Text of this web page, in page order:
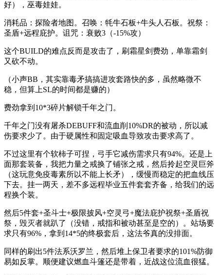
好），巫毒娃娃。
消耗品：探险者地图。召唤：牦牛石板+牛头人石板。祝祭：
圣盾+远程庇护。诅咒：衰败3（-15%攻）
这个BUILD的难点反而是攻击了，刷霜星剑费劲，单靠霜剑
又砍不动。
（小声BB，其实靠毒矛搞搞进攻套路快的多，虽然略微不
稳，但算上SL的时间都是赚的）
费劲拿到10*3碎片解锁千年之门。
千年之门没有屠杀DEBUFF和流血削10%DR的被动，所以减
伤要求少了。由于硬属性和固定吸血导致攻击要求高了。
不过这里有个软柿子可捏，弓手它减伤需求只有94%。还是上
面那套装备，我把力量之戒换了铺张之戒，然后拎起空灵巨斧
（这玩意免疫毒素所以不能上长矛），缓慢而稳定的把血线压
下去。挂一两天，差不多远程毕业五件套套齐备，给我们的远
程换个装。
然后5件套+圣斗士+极限披风+空灵弓+魔法庇护祝祭+圣盾祝
祭，毁灭者就趴了（没错，戒指和被动甚至是空的）。站场要
求只有96%，拿到14*5的终极套后，这法爷真的没排面。
同样的刷出5件法系沃罗兰，然后堆上保卫者要求的101%防御
易如反掌。顺便建议燃血斗篷还是带着，近战这位流血很猛。